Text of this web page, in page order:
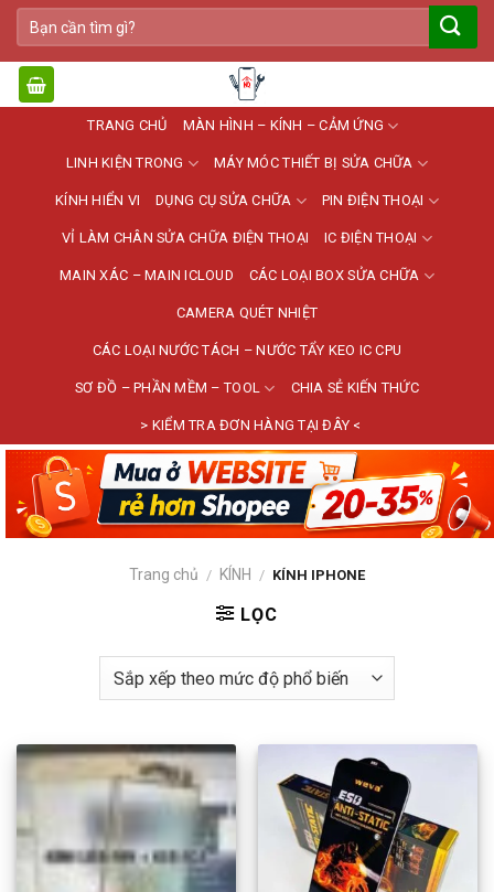
Bỏ
qua
nội
dung
Tìm
kiếm:
TRANG CHỦ MÀN HÌNH – KÍNH – CẢM ỨNG
LINH KIỆN TRONG MÁY MÓC THIẾT BỊ SỬA CHỮA
KÍNH HIỂN VI DỤNG CỤ SỬA CHỮA PIN ĐIỆN THOẠI
VỈ LÀM CHÂN SỬA CHỮA ĐIỆN THOẠI IC ĐIỆN THOẠI
MAIN XÁC – MAIN ICLOUD CÁC LOẠI BOX SỬA CHỮA
CAMERA QUÉT NHIỆT
CÁC LOẠI NƯỚC TÁCH – NƯỚC TẨY KEO IC CPU
SƠ ĐỒ – PHẦN MỀM – TOOL CHIA SẺ KIẾN THỨC
> KIỂM TRA ĐƠN HÀNG TẠI ĐÂY <
Trang chủ / KÍNH / KÍNH IPHONE
LỌC